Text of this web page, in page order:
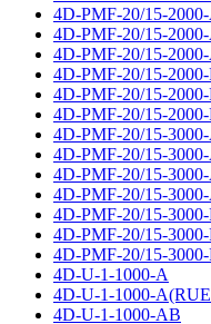
4D-PMF-20/15-
4D-PMF-20/15-
4D-PMF-20/15-
4D-PMF-20/15-
4D-PMF-20/15-
4D-PMF-20/15-2000-
4D-PMF-20/15-
4D-PMF-20/15-
4D-PMF-20/15-
4D-PMF-20/15-
4D-PMF-20/15-
4D-PMF-20/15-
4D-PMF-20/15-3000-
4D-U-1-1000-A
4D-U-1-1000-
4D-U-1-1000-AB